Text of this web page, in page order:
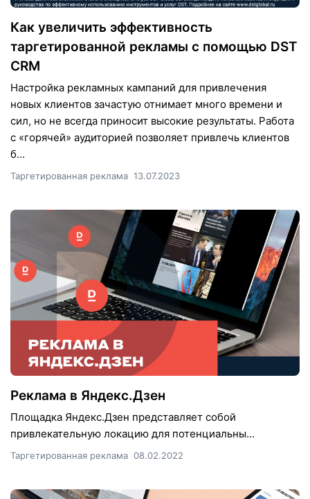
Как увеличить эффективность
таргетированной рекламы с помощью DST
CRM
Настройка рекламных кампаний для привлечения
новых клиентов зачастую отнимает много времени и
сил, но не всегда приносит высокие результаты. Работа
с «горячей» аудиторией позволяет привлечь клиентов
б...
Таргетированная реклама 13.07.2023
Реклама в Яндекс.Дзен
Площадка Яндекс.Дзен представляет собой
привлекательную локацию для потенциальны...
Таргетированная реклама 08.02.2022